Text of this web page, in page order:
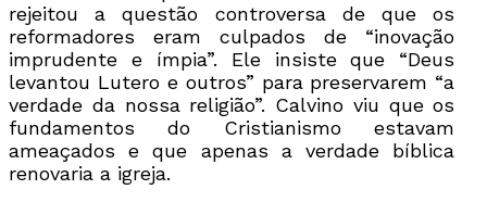
rejeitou a questão controversa de que os
reformadores eram culpados de “inovação
imprudente e ímpia”. Ele insiste que “Deus
levantou Lutero e outros” para preservarem “a
verdade da nossa religião”. Calvino viu que os
fundamentos do Cristianismo estavam
ameaçados e que apenas a verdade bíblica
renovaria a igreja.